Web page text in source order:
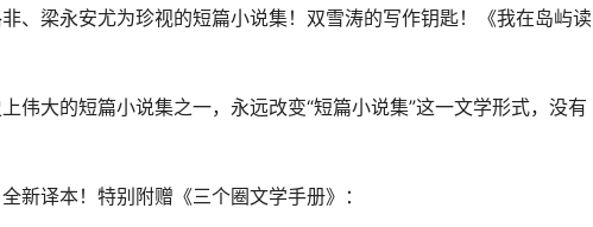
、梁永安尤为珍视的短篇小说集！双雪涛的写作钥匙！《我在岛屿读
伟大的短篇小说集之一，永远改变“短篇小说集”这一文学形式，没有
译本！特别附赠《三个圈文学手册》：